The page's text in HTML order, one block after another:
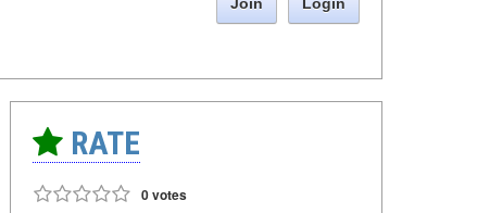
RATE
0 votes